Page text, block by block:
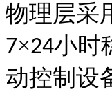
物理层采
7×24小时
动控制设